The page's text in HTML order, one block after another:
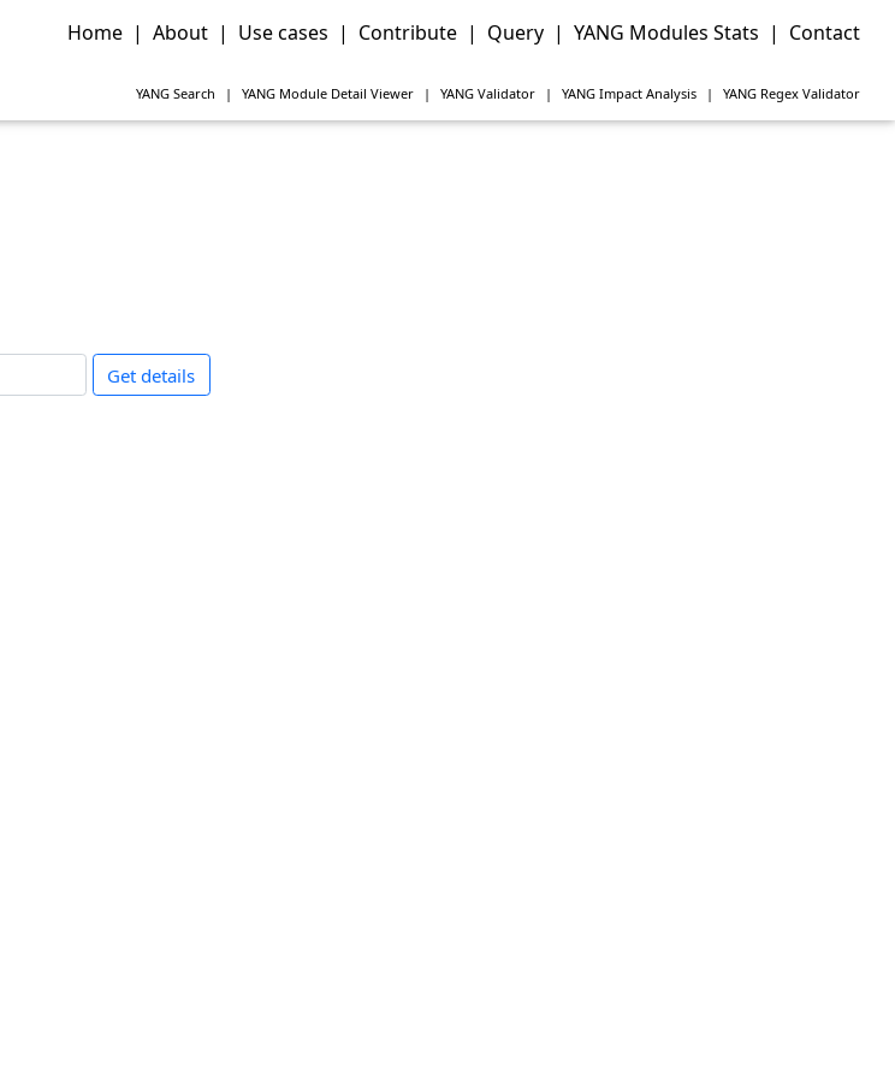
Home | About | Use cases | Contribute | Query | YANG Modules Stats | Contact
YANG Search | YANG Module Detail Viewer | YANG Validator | YANG Impact Analysis | YANG Regex Validator
Get details